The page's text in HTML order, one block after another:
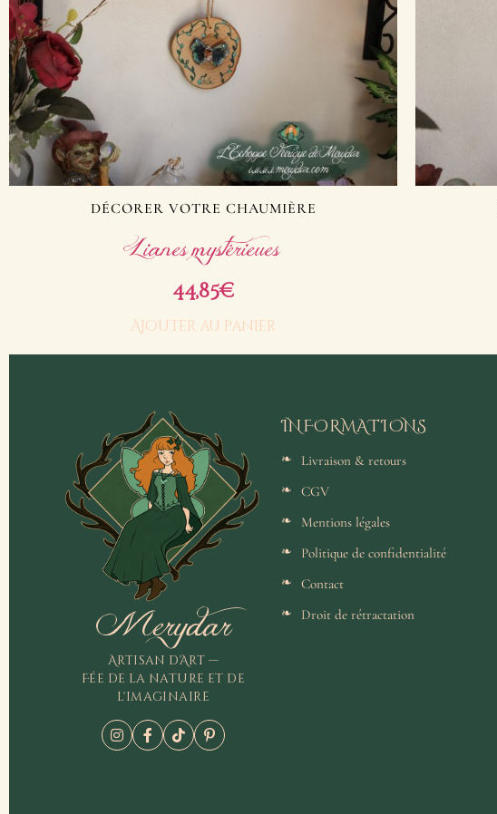
DÉCORER VOTRE CHAUMIÈRE
Lianes mystérieues
44,85€
Ajouter au panier
Merydar
Artisan d'Art —
Fée de la nature et de
l'imaginaire
INFORMATIONS
Livraison & retours
CGV
Mentions légales
Politique de confidentialité
Contact
Droit de rétractation